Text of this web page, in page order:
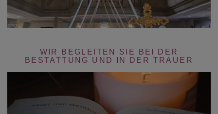
WIR BEGLEITEN SIE BEI DER
BESTATTUNG UND IN DER TRAUER